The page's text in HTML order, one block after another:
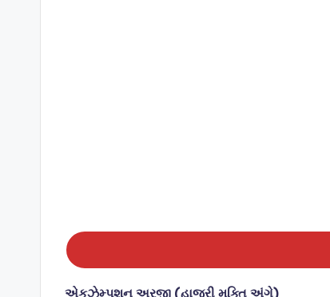
એકઝેમ્પશન અરજી (હાજરી મુક્તિ અંગે)